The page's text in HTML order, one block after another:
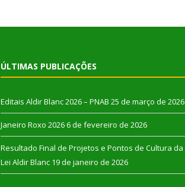
ÚLTIMAS PUBLICAÇÕES
Editais Aldir Blanc 2026 – PNAB 25 de março de 2026
Janeiro Roxo 2026 6 de fevereiro de 2026
Resultado Final de Projetos e Pontos de Cultura da
Lei Aldir Blanc 19 de janeiro de 2026